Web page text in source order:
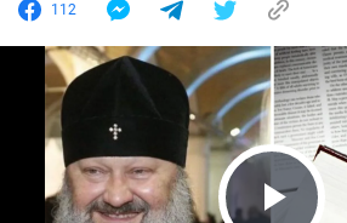
112